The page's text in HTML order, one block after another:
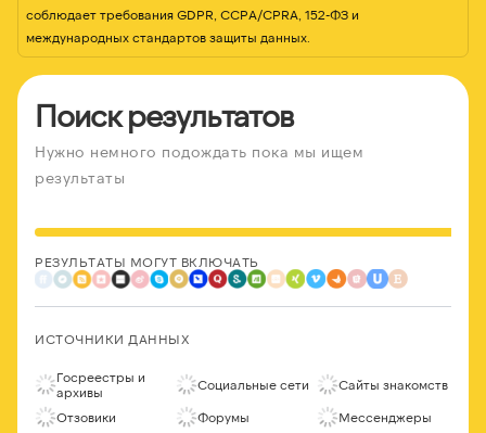
соблюдает требования GDPR, CCPA/CPRA, 152-ФЗ и
международных стандартов защиты данных.
Поиск результатов
Нужно немного подождать пока мы ищем
результаты
РЕЗУЛЬТАТЫ МОГУТ ВКЛЮЧАТЬ
ИСТОЧНИКИ ДАННЫХ
Госреестры и
архивы
Социальные сети Сайты знакомств
Отзовики Форумы Мессенджеры